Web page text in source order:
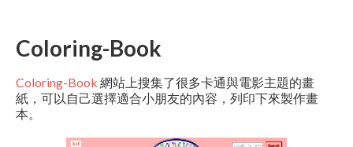
Coloring-Book
Coloring-Book 網站上搜集了很多卡通與電影主題的畫
紙，可以自己選擇適合小朋友的內容，列印下來製作畫
本。